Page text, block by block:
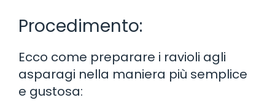
Procedimento:
Ecco come preparare i ravioli agli
asparagi nella maniera più semplice
e gustosa: